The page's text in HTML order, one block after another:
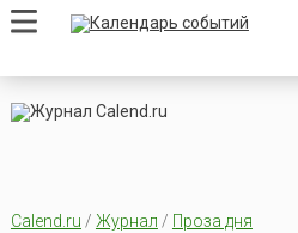
Calend.ru / Журнал / Проза дня